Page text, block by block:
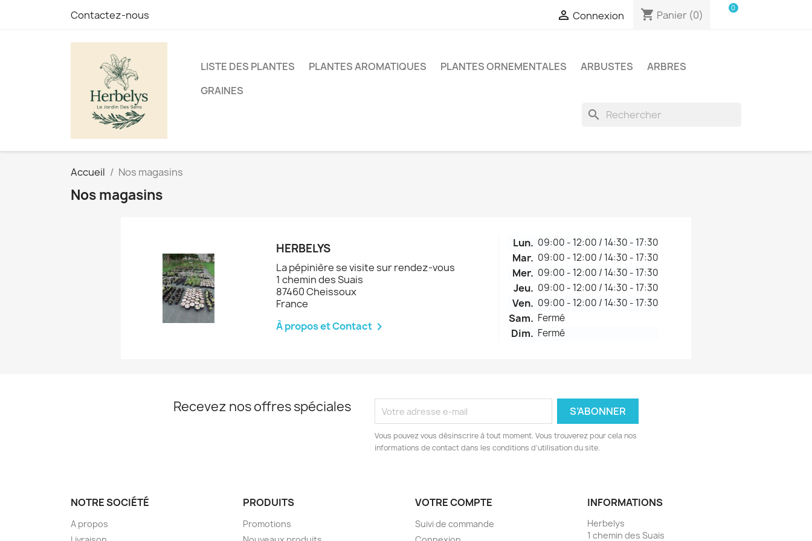
Contactez-nous  Connexion shopping_cart Panier (0)
0
LISTE DES PLANTES PLANTES AROMATIQUES PLANTES ORNEMENTALES ARBUSTES
ARBRES
GRAINES
search
Accueil Nos magasins
Nos magasins
HERBELYS
La pépinière se visite sur rendez-vous
1 chemin des Suais
87460 Cheissoux
France
À propos et Contact 
Lun. 09:00 - 12:00 / 14:30 - 17:30
Mar. 09:00 - 12:00 / 14:30 - 17:30
Mer. 09:00 - 12:00 / 14:30 - 17:30
Jeu. 09:00 - 12:00 / 14:30 - 17:30
Ven. 09:00 - 12:00 / 14:30 - 17:30
Sam. Fermé
Dim. Fermé
Recevez nos offres spéciales
Vous pouvez vous désinscrire à tout moment. Vous trouverez pour cela nos
informations de contact dans les conditions d'utilisation du site.
NOTRE SOCIÉTÉ
A propos
PRODUITS
Promotions
VOTRE COMPTE
Suivi de commande
INFORMATIONS
Herbelys
1 chemin des Suais